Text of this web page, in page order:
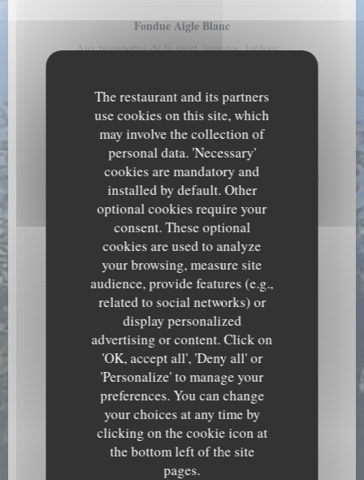
The restaurant and its partners
use cookies on this site, which
may involve the collection of
personal data. 'Necessary'
cookies are mandatory and
installed by default. Other
optional cookies require your
consent. These optional
cookies are used to analyze
your browsing, measure site
audience, provide features (e.g.,
related to social networks) or
display personalized
advertising or content. Click on
'OK, accept all', 'Deny all' or
'Personalize' to manage your
preferences. You can change
your choices at any time by
clicking on the cookie icon at
the bottom left of the site
pages.
Fondue Aigle Blanc
Aux trompettes de la mort, tomates, lardons...
Menu Enfant
Steak haché pur bœuf ou poulet pané maison
Accompagné de pommes de terre sautées ou de légumes
14,00 EUR
Tartiflette, Tartichèvre, Croziflette
15,50 EUR
Dessert : Glace 1 boule ou Fondant au chocolat
Les Fromages
Faisselle aux fruits rouges
Allergens list
8,00 EUR
Faisselle crème
Allergens list